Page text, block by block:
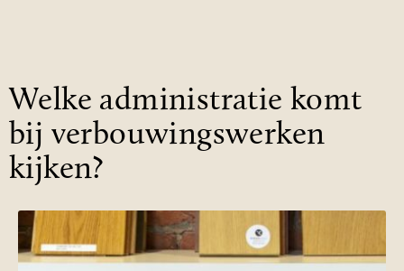
Welke administratie komt
bij verbouwingswerken
kijken?